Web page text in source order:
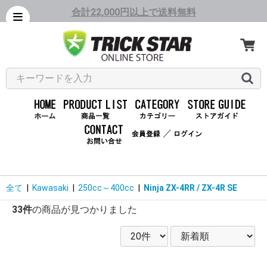
合計22,000円以上で送料無料
／
全て Kawasaki 250cc～400cc Ninja ZX-4RR / ZX-4R SE
33件の商品が見つかりました